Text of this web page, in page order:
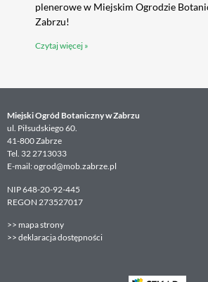
plenerowe w Miejskim Ogrodzie
Zabrzu!
Czytaj więcej »
Miejski Ogród Botaniczny w Zabrzu
ul. Piłsudskiego 60.
41-800 Zabrze
Tel. 32 2713033
E-mail: ogrod@mob.zabrze.pl
NIP 648-20-92-445
REGON 273527017
>> mapa strony
>> deklaracja dostępności